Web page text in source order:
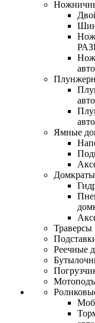
Ямные
Траверсы
Реечные